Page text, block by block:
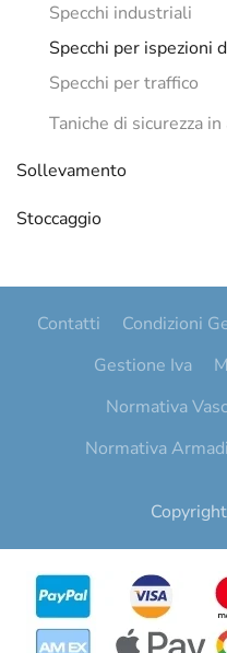
Specchi industriali
Specchi per ispezioni
Specchi per traffico
Taniche di sicurezza
Sollevamento
Stoccaggio
Contatti Condizioni
Gestione Iva
Normativa
Normativa